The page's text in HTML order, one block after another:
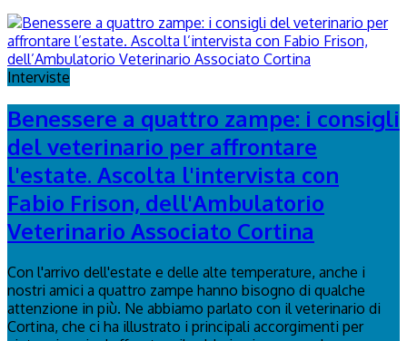
Interviste
Benessere a quattro zampe: i consigli
del veterinario per affrontare
l'estate. Ascolta l'intervista con
Fabio Frison, dell'Ambulatorio
Veterinario Associato Cortina
Con l'arrivo dell'estate e delle alte temperature, anche i
nostri amici a quattro zampe hanno bisogno di qualche
attenzione in più. Ne abbiamo parlato con il veterinario di
Cortina, che ci ha illustrato i principali accorgimenti per